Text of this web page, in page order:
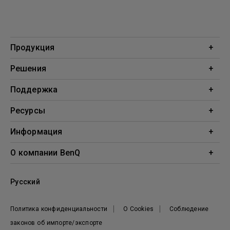
Продукция
Проекторы
Решения
Образование
Поддержка
Поддержка
Ресурсы
Проекционный калькулятор
Информация
BenQ AQCOLOR
О компании BenQ
Новости
Политика конфиденциальности О Cookies
Соблюдение
законов об импорте/экспорте
Русский